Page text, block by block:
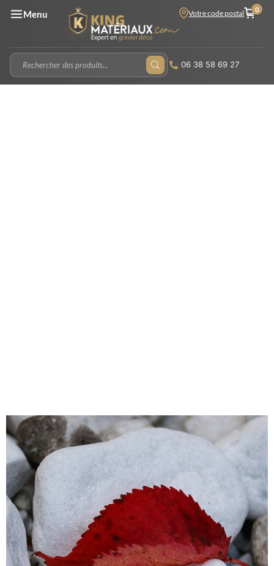
Menu Votre code postal 0
06 38 58 69 27